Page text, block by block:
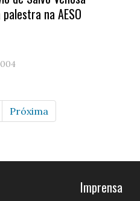
na AESO
Próxima
Imprensa